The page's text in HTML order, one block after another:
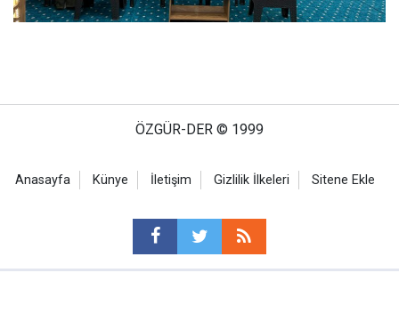
ÖZGÜR-DER © 1999
Anasayfa Künye İletişim Gizlilik İlkeleri Sitene Ekle